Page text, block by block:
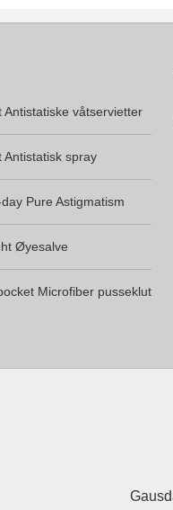
Antistatiske våtservietter
Antistatisk spray
Pure Astigmatism
Øyesalve
Microfiber pusseklut